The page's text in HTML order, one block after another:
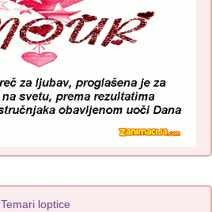
Temari loptice